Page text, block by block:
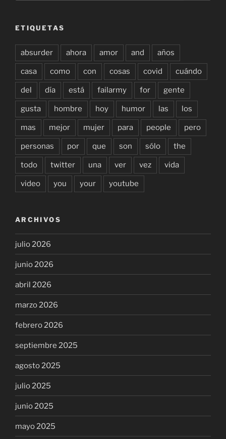
ETIQUETAS
absurder ahora amor and años
casa como con cosas covid cuándo
del día está failarmy for gente
gusta hombre hoy humor las los
mas mejor mujer para people pero
personas por que son sólo the
todo twitter una ver vez vida
video you your youtube
ARCHIVOS
julio 2026
junio 2026
abril 2026
marzo 2026
febrero 2026
septiembre 2025
agosto 2025
julio 2025
junio 2025
mayo 2025